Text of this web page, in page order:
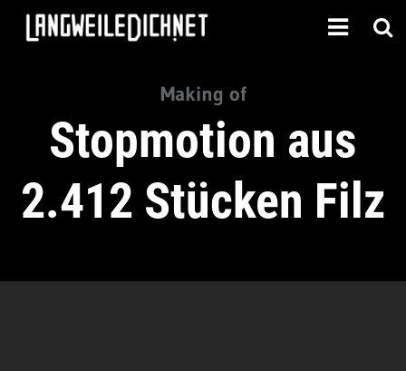
Making of
Stopmotion aus
2.412 Stücken Filz